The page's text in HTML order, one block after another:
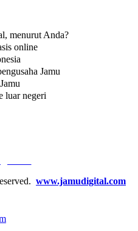
menurut Anda?
online
Jamu
luar negeri
www.jamudigital.com